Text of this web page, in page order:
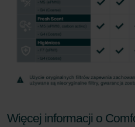
Więcej informacji o